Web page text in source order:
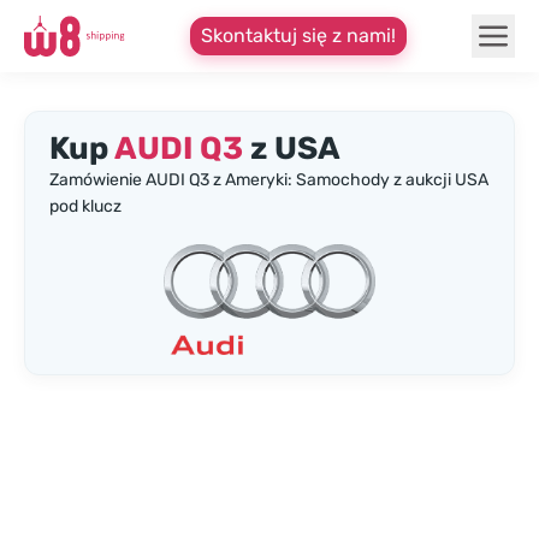
Skontaktuj się z nami!
KupAUDI Q3 z USA
Zamówienie AUDI Q3 z Ameryki: Samochody z aukcji USA
pod klucz